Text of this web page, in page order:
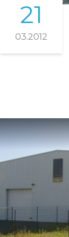
21
03.2012